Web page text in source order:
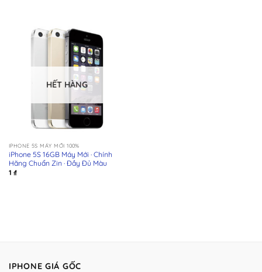
HẾT HÀNG
IPHONE 5S MÁY MỚI 100%
iPhone 5S 16GB Máy Mới · Chính
Hãng Chuẩn Zin · Đầy Đủ Màu
1 ₫
IPHONE GIÁ GỐC